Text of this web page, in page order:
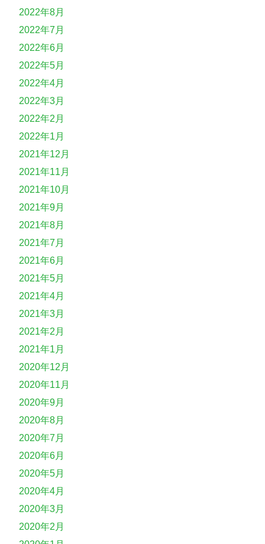
2022年8月
2022年7月
2022年6月
2022年5月
2022年4月
2022年3月
2022年2月
2022年1月
2021年12月
2021年11月
2021年10月
2021年9月
2021年8月
2021年7月
2021年6月
2021年5月
2021年4月
2021年3月
2021年2月
2021年1月
2020年12月
2020年11月
2020年9月
2020年8月
2020年7月
2020年6月
2020年5月
2020年4月
2020年3月
2020年2月